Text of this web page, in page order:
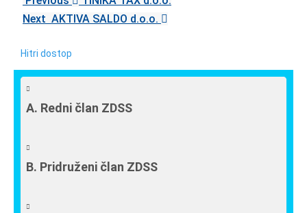
A. Redni član ZDSS
B. Pridruženi član ZDSS
Next AKTIVA SALDO d.o.o.
Hitri dostop